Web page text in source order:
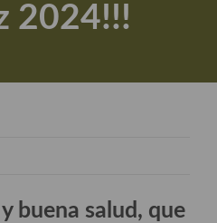
2024!!!
buena salud, que